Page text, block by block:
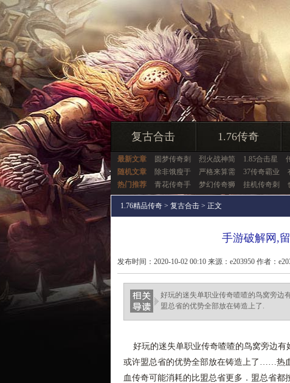
复古合击 1.76传奇
最新文章 圆梦传奇刺 烈火战神简 1.85合击星
随机文章
除非饿瘦于 严格来算需 37传奇霸业
热门推荐
青花传奇手 梦幻传奇狮 挂机传奇刺
1.76精品传奇 > 复古合击 > 正文
手游破解网,
发布时间：2020-10-02 00:10 来源：e203950 作者：
好玩的迷失单职业传奇喳喳的鸟窝旁边
盟总省的优势全部放在铸造上了.
好玩的迷失单职业传奇喳喳的鸟窝旁边有
或许盟总省的优势全部放在铸造上了……热
血传奇可能消耗的比盟总省更多．盟总省